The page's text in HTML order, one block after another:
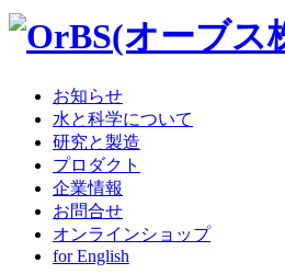
お知らせ
水と科学について
研究と製造
プロダクト
企業情報
お問合せ
オンラインショップ
for English